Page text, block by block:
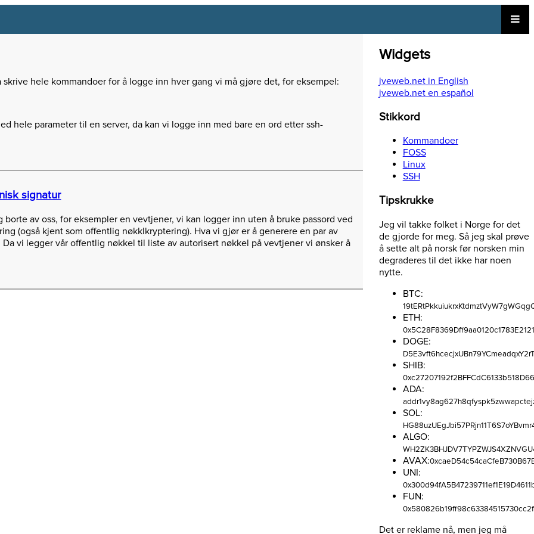
hele kommandoer for å logge inn hver gang vi må gjøre det, for eksempel:
hele parameter til en server, da kan vi logge inn med bare en ord etter ssh-
signatur
av oss, for eksempler en vevtjener, vi kan logger inn uten å bruke passord ved
(også kjent som offentlig nøkklkryptering). Hva vi gjør er å generere en par av
vi legger vår offentlig nøkkel til liste av autorisert nøkkel på vevtjener vi ønsker å
Widgets
jveweb.net in English
jveweb.net en español
Stikkord
Kommandoer
FOSS
Linux
SSH
Tipskrukke
Jeg vil takke folket i Norge for det
de gjorde for meg. Så jeg skal prøve
å sette alt på norsk før norsken min
degraderes til det ikke har noen
nytte.
BTC:
ETH:
DOGE:
SHIB:
ADA:
SOL:
ALGO:
AVAX:
UNI:
FUN:
Det er reklame nå, men jeg må